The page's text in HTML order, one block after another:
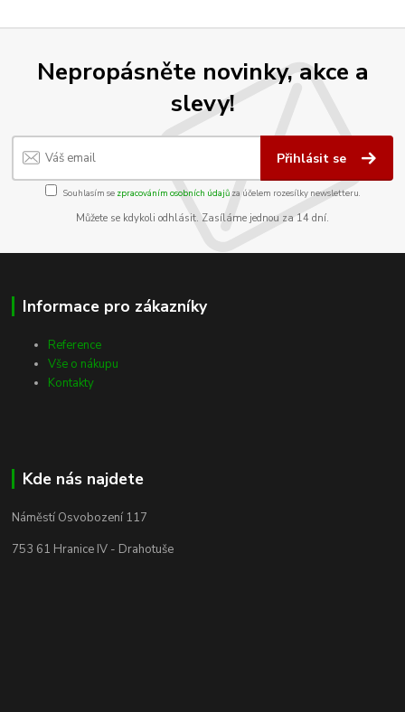
Nepropásněte novinky, akce a
slevy!
Přihlásit se
Souhlasím se zpracováním osobních údajůza účelem rozesílky newsletteru.
Můžete se kdykoli odhlásit. Zasíláme jednou za 14 dní.
Informace pro zákazníky
Reference
Vše o nákupu
Kontakty
Kde nás najdete
Náměstí Osvobození 117
753 61 Hranice IV - Drahotuše